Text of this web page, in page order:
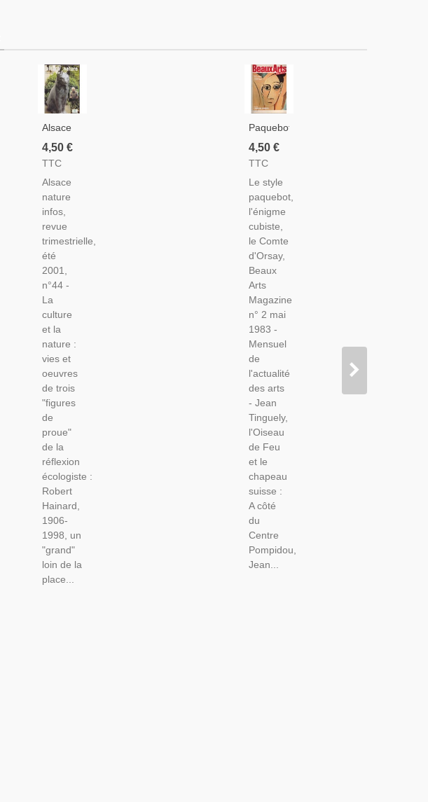
Alsace
Nature
Infos Été
Robert
Hainard
-
Écologie,
Écologistes,
Robert
Hainard,
4,50 €
TTC
Alsace
nature
infos,
revue
trimestrielle,
été
2001,
n°44 -
La
culture
et la
nature :
vies et
oeuvres
de trois
"figures
de
proue"
de la
réflexion
écologiste :
Robert
Hainard,
1906-
1998, un
"grand"
loin de la
place...
Paquebots
Art
Déco,
Comte
D'Orsay,
Suisse
Ferdinand
Holder,
Photographie
G.Rousse
- Beaux
Arts
Magazine
N° 2 Mai
1983
4,50 €
TTC
Le style
paquebot,
l'énigme
cubiste,
le Comte
d'Orsay,
Beaux
Arts
Magazine
n° 2 mai
1983 -
Mensuel
de
l'actualité
des arts
- Jean
Tinguely,
l'Oiseau
de Feu
et le
chapeau
suisse :
A côté
du
Centre
Pompidou,
Jean...